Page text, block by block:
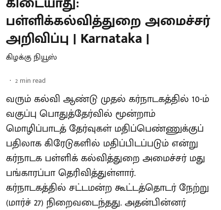
பள்ளிக்கல்வித்துறை அமைச்சர்
அறிவிப்பு | Karnataka |
கிழக்கு நியூஸ்
2 min read
வரும் கல்வி ஆண்டு முதல் கர்நாடகத்தில் 10-ம்
வகுப்பு பொதுத்தேர்வில் மூன்றாம்
மொழிப்பாடத் தேர்வுகள் மதிப்பெண்ணுக்குப்
பதிலாக கிரேடுகளில் மதிப்பிடப்படும் என்று
கர்நாடக பள்ளிக் கல்வித்துறை அமைச்சர் மது
பங்காரப்பா தெரிவித்துள்ளார்.
கர்நாடகத்தில் சட்டமன்ற கூட்டத்தொடர் நேற்று
(மார்ச் 27) நிறைவடைந்தது. அதன்பின்னர்